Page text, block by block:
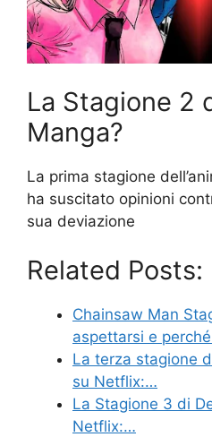
La Stagione 2
Manga?
La prima stagione
ha suscitato opinioni
sua deviazione
Related Posts:
Chainsaw Man
aspettarsi e
La terza stagione
su Netflix:…
La Stagione 3 di
Netflix:…